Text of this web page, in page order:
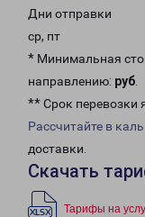
Дни отправки
ср, пт
* Минимальная
направлению: руб.
** Срок перевозки
Рассчитайте в
доставки.
Скачать
Тарифы на